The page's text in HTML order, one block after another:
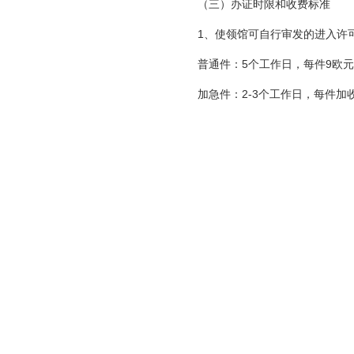
（三）办证时限和收费标准
1、使领馆可自行审发的进入许
普通件：5个工作日，每件9欧元
加急件：2-3个工作日，每件